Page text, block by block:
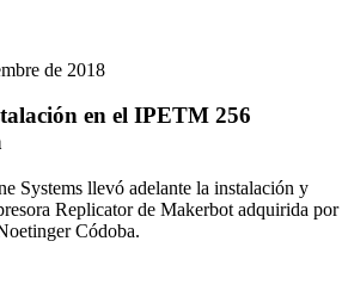
de 2018
en el IPETM 256
Systems llevó adelante la instalación y
Replicator de Makerbot adquirida por
Códoba.